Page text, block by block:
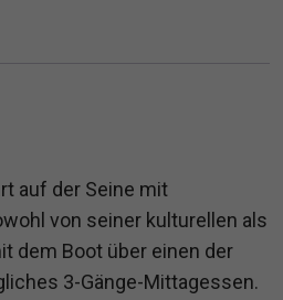
auf der Seine mit
von seiner kulturellen als
dem Boot über einen der
3-Gänge-Mittagessen.